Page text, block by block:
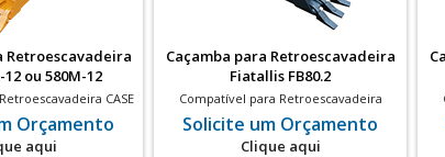
Retroescavadeira
12 ou 580M-12
CASE
ou 580M-12
Orçamento
aqui
Caçamba para Retroescavadeira
Fiatallis FB80.2
Compatível para Retroescavadeira
FIATALLIS FB80.2
Solicite um Orçamento
Clique aqui